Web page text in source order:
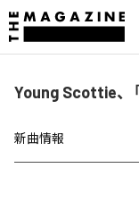
Young Scottie、
新曲情報